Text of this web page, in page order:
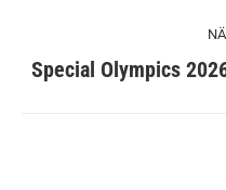
Special Olympics